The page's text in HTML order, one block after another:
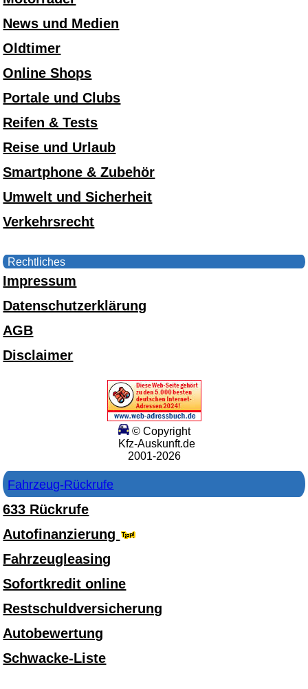
News und Medien
Oldtimer
Online Shops
Portale und Clubs
Reifen & Tests
Reise und Urlaub
Smartphone & Zubehör
Umwelt und Sicherheit
Verkehrsrecht
Rechtliches
Impressum
Datenschutzerklärung
AGB
Disclaimer
© Copyright
Kfz-Auskunft.de
2001-2026
Fahrzeug-Rückrufe
633 Rückrufe
Autofinanzierung
Fahrzeugleasing
Sofortkredit online
Restschuldversicherung
Autobewertung
Schwacke-Liste